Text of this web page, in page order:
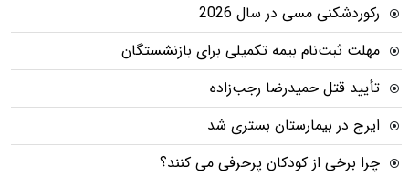
رکوردشکنی مسی در سال 2026
مهلت ثبت‌نام بیمه تکمیلی برای بازنشستگان
تأیید قتل حمیدرضا رجب‌زاده
ایرج در بیمارستان بستری شد
چرا برخی از کودکان پرحرفی می کنند؟